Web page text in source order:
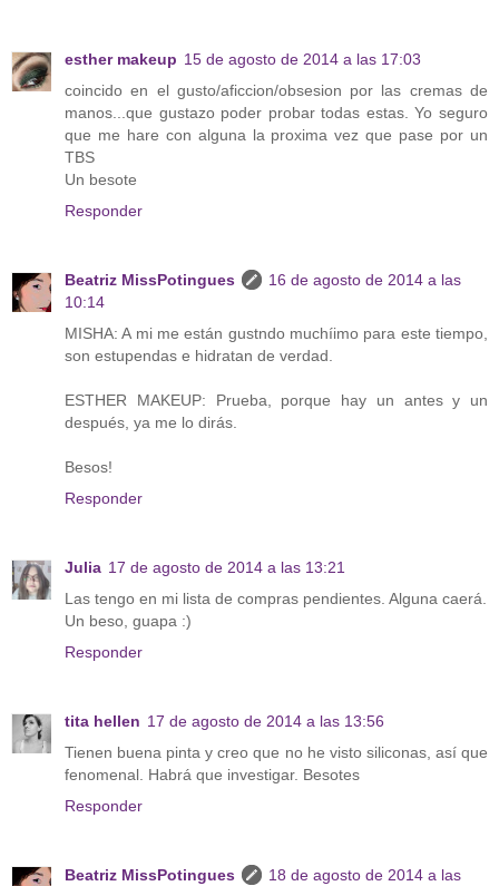
esther makeup 15 de agosto de 2014 a las 17:03
coincido en el gusto/aficcion/obsesion por las cremas de
manos...que gustazo poder probar todas estas. Yo seguro
que me hare con alguna la proxima vez que pase por un
TBS
Un besote
Responder
Beatriz MissPotingues
16 de agosto de 2014 a las
10:14
MISHA: A mi me están gustndo muchíimo para este tiempo,
son estupendas e hidratan de verdad.
ESTHER MAKEUP: Prueba, porque hay un antes y un
después, ya me lo dirás.
Besos!
Responder
Julia 17 de agosto de 2014 a las 13:21
Las tengo en mi lista de compras pendientes. Alguna caerá.
Un beso, guapa :)
Responder
tita hellen 17 de agosto de 2014 a las 13:56
Tienen buena pinta y creo que no he visto siliconas, así que
fenomenal. Habrá que investigar. Besotes
Responder
Beatriz MissPotingues
18 de agosto de 2014 a las